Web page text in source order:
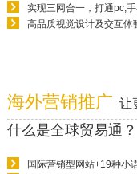
实现三网合一，打通pc,
高品质视觉设计及交互
海外营销推广 让
什么是全球贸易通？
国际营销型网站+19种小